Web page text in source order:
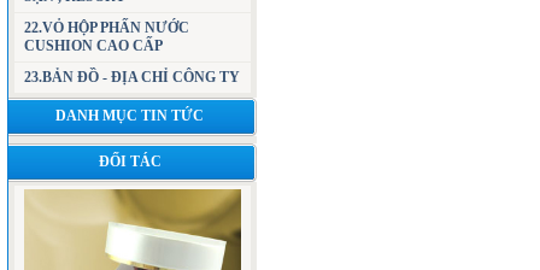
22.VỎ HỘP PHẤN NƯỚC
CUSHION CAO CẤP
23.BẢN ĐỒ - ĐỊA CHỈ CÔNG TY
DANH MỤC TIN TỨC
ĐỐI TÁC